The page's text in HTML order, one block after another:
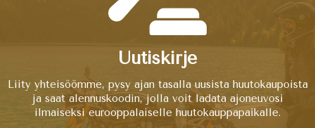
Uutiskirje
Liity yhteisöömme, pysy ajan tasalla uusista huutokaupoista
ja saat alennuskoodin, jolla voit ladata ajoneuvosi
ilmaiseksi eurooppalaiselle huutokauppapaikalle.